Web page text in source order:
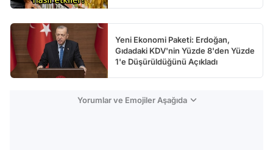
Yeni Ekonomi Paketi: Erdoğan,
Gıdadaki KDV'nin Yüzde 8'den Yüzde
1'e Düşürüldüğünü Açıkladı
Yorumlar ve Emojiler Aşağıda